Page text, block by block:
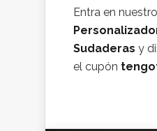
Entra en nuestro
Sudaderas y
el cupón